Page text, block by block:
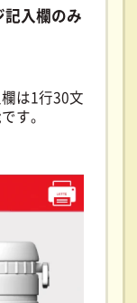
記入欄のみ
は1行30文
す。